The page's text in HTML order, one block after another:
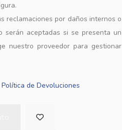
reclamaciones por daños internos o
serán aceptadas si se presenta un
nuestro proveedor para gestionar
Política de Devoluciones